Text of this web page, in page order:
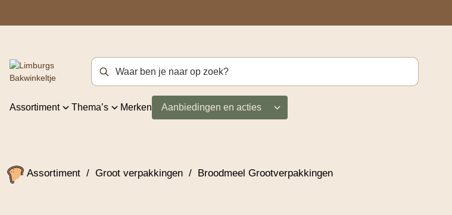
Zoekterm
Assortiment Thema’s Merken Aanbiedingen en acties
Assortiment / Groot verpakkingen / Broodmeel Grootverpakkingen